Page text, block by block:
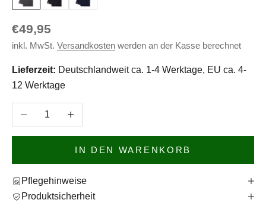
Angebot
€49,95
inkl. MwSt. Versandkosten werden an der Kasse berechnet
Lieferzeit: Deutschlandweit ca. 1-4 Werktage, EU ca. 4-
12 Werktage
Anzahl verringernAnzahl erhöhen
IN DEN WARENKORB
Pflegehinweise
Produktsicherheit